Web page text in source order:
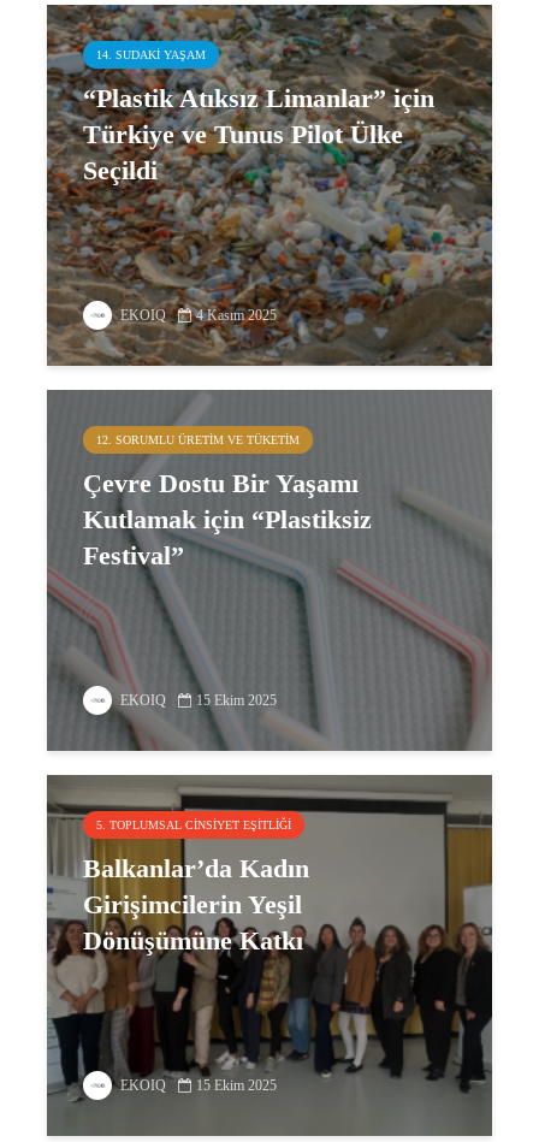
14. SUDAKI YAŞAM
“Plastik Atıksız Limanlar” için
Türkiye ve Tunus Pilot Ülke
Seçildi
EKOIQ 4 Kasım 2025
12. SORUMLU ÜRETIM VE TÜKETIM
Çevre Dostu Bir Yaşamı
Kutlamak için “Plastiksiz
Festival”
EKOIQ 15 Ekim 2025
5. TOPLUMSAL CINSIYET EŞITLIĞI
Balkanlar’da Kadın
Girişimcilerin Yeşil
Dönüşümüne Katkı
EKOIQ 15 Ekim 2025